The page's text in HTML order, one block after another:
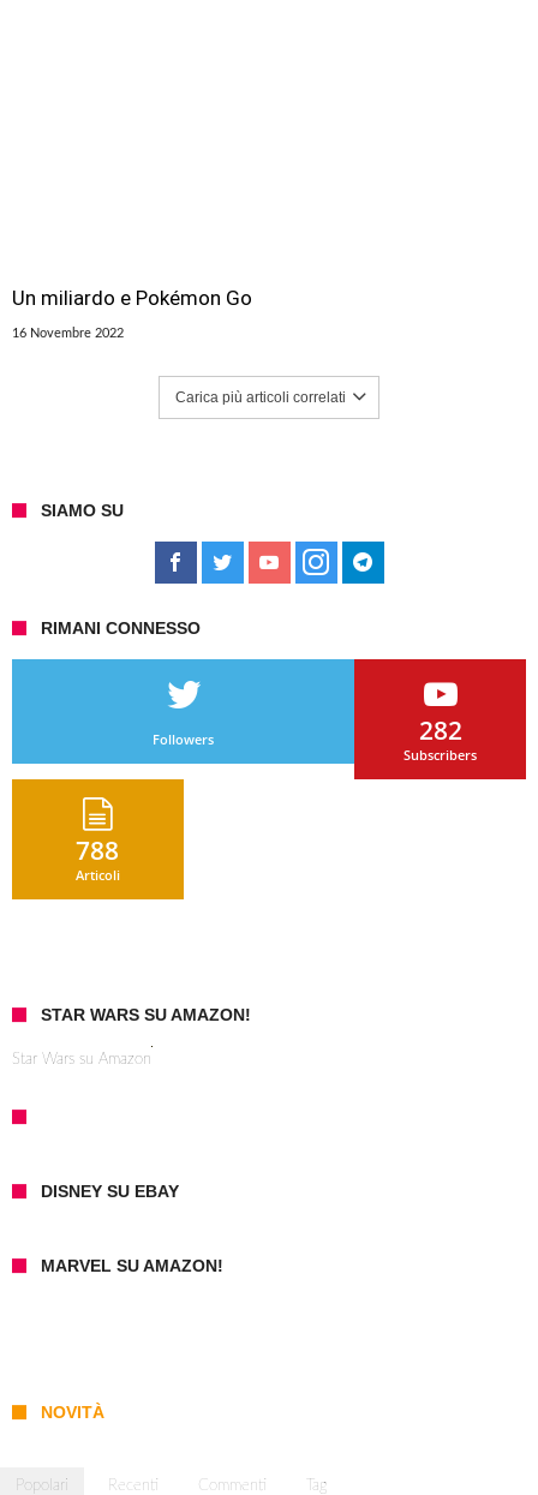
Un miliardo e Pokémon Go
16 Novembre 2022
Carica più articoli correlati
SIAMO SU
RIMANI CONNESSO
Followers 282
Subscribers
788
Articoli
STAR WARS SU AMAZON!
Star Wars su Amazon
DISNEY SU EBAY
MARVEL SU AMAZON!
NOVITÀ
Popolari Recenti Commenti Tag